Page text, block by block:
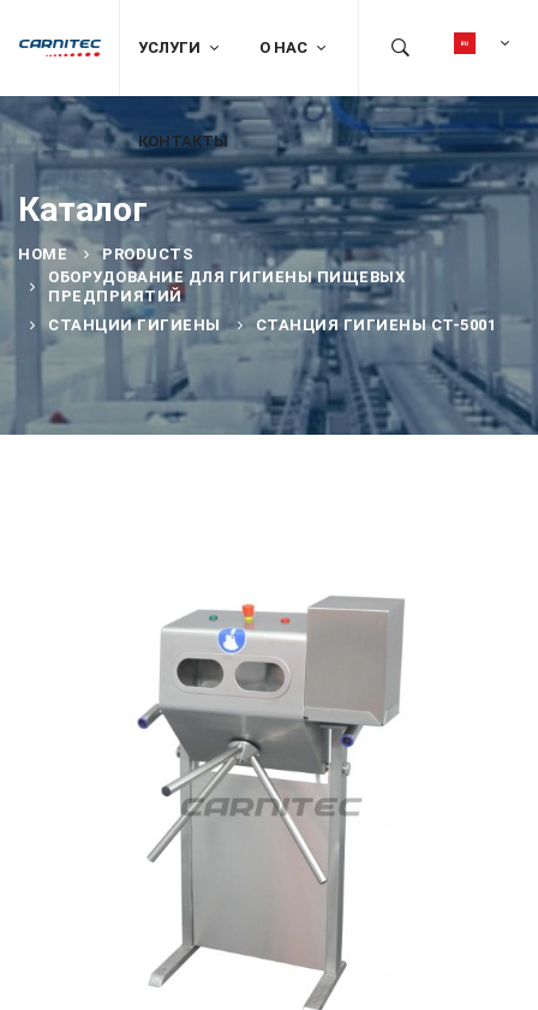
УСЛУГИ О НАС
КОНТАКТЫ
Каталог
HOME
PRODUCTS
ОБОРУДОВАНИЕ ДЛЯ ГИГИЕНЫ ПИЩЕВЫХ
ПРЕДПРИЯТИЙ
СТАНЦИИ ГИГИЕНЫ
СТАНЦИЯ ГИГИЕНЫ CT-5001